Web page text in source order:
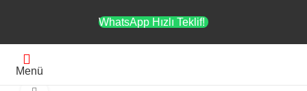
WhatsApp Hızlı Teklif!
Menü